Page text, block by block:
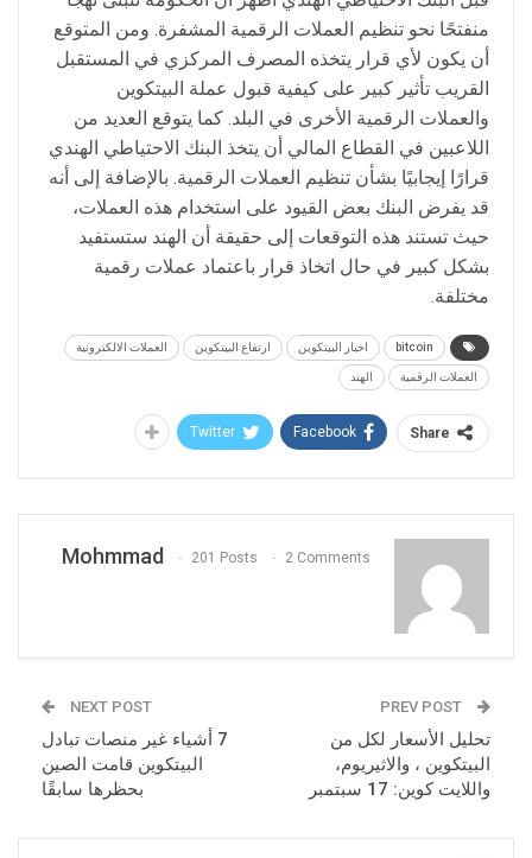
منفتحًا نحو تنظيم العملات الرقمية المشفرة. ومن المتوقع
أن يكون لأي قرار يتخذه المصرف المركزي في المستقبل
القريب تأثير كبير على كيفية قبول عملة البيتكوين
والعملات الرقمية الأخرى في البلد. كما يتوقع العديد من
اللاعبين في القطاع المالي أن يتخذ البنك الاحتياطي الهندي
قرارًا إيجابيًا بشأن تنظيم العملات الرقمية. بالإضافة إلى أنه
قد يفرض البنك بعض القيود على استخدام هذه العملات،
حيث تستند هذه التوقعات إلى حقيقة أن الهند ستستفيد
بشكل كبير في حال اتخاذ قرار باعتماد عملات رقمية
مختلفة.
bitcoin اخبار البيتكوين ارتفاع البيتكوين العملات الالكترونية
العملات الرقمية الهند
Share
Facebook
Twitter
Mohmmad 201 Posts 2 Comments
تحليل الأسعار لكل من
البيتكوين ، والاثيريوم،
واللايت كوين: 17 سبتمبر
NEXT POST
7 أشياء غير منصات تبادل
البيتكوين قامت الصين
بحظرها سابقًا